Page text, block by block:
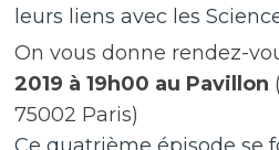
leurs liens avec les
On vous donne rendez-
2019 à 19h00 au Pavillon
75002 Paris)